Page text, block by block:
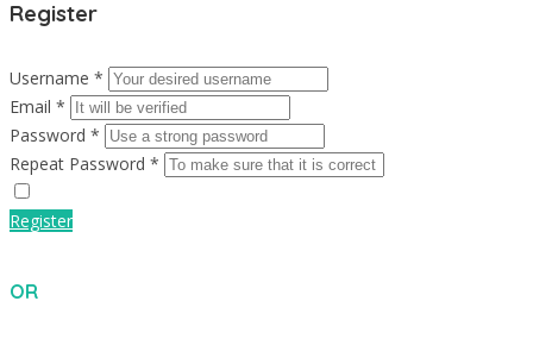
Register
Username *
Email *
Password *
Repeat Password *
Register
OR